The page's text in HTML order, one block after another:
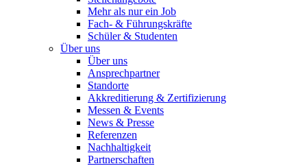
Mehr als nur ein Job
Fach- & Führungskräfte
Schüler & Studenten
Über uns
Über uns
Ansprechpartner
Standorte
Akkreditierung & Zertifizierung
Messen & Events
News & Presse
Referenzen
Nachhaltigkeit
Partnerschaften